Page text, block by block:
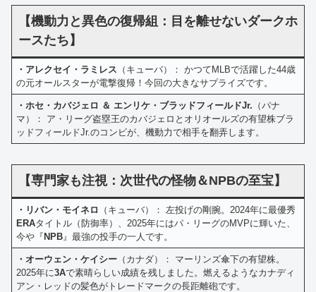
【機動力と異色の復帰組：目を離せないダークホ
ースたち】
・アレクセイ・ラミレス （キューバ）： かつてMLBで活躍した44歳
の元オールスターが電撃復帰！今回の大きなサプライズです。
・ホセ・カバジェロ ＆ エンリケ・ブラッドフィールドJr. （パナ
マ）： ア・リーグ盗塁王のカバジェロとオリオールズの有望株ブラ
ッドフィールドJr.のコンビが、機動力で相手を翻弄します。
【専門家も注視：次世代の怪物＆NPBの至宝】
・リバン・モイネロ
（キューバ）： 左投げの剛腕。2024年に最優秀
ERAタイトル（防御率）、2025年にはパ・リーグのMVPに輝いた、
今や『NPB 』最強の投手の一人です。
・オーウェン・ケイシー （カナダ）： マーリンズ傘下の有望株。
2025年に3Aで素晴らしい成績を残しました。燃えるようなカナディ
アン・レッドの髪色がトレードマークの長距離砲です。